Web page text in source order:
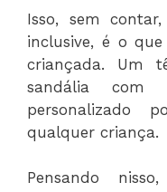
Isso, sem
inclusive, é o
criançada. Um
sandália
personalizado
qualquer criança.
Pensando